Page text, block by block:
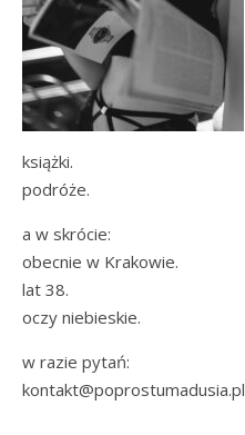
książki.
podróże.
a w skrócie:
obecnie w Krakowie.
lat 38.
oczy niebieskie.
w razie pytań:
kontakt@poprostumadusia.pl